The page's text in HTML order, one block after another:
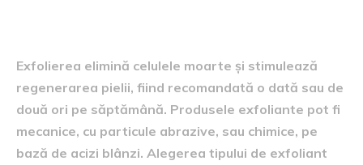
Exfolierea elimină celulele moarte și stimulează
regenerarea pielii, fiind recomandată o dată sau de
două ori pe săptămână. Produsele exfoliante pot fi
mecanice, cu particule abrazive, sau chimice, pe
bază de acizi blânzi. Alegerea tipului de exfoliant